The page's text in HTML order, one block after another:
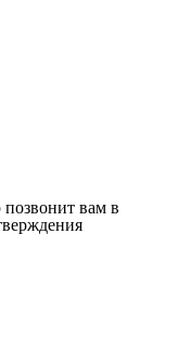
позвонит вам в